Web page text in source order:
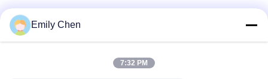
Emily Chen
7:32 PM